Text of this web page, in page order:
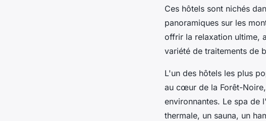
Ces hôtels sont nichés
panoramiques sur les
offrir la relaxation ultime,
variété de traitements de
L'un des hôtels les plus
au cœur de la Forêt-
environnantes. Le spa de
thermale, un sauna, un